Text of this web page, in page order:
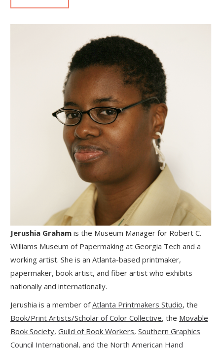
Jerushia Graham is the Museum Manager for Robert C.
Williams Museum of Papermaking at Georgia Tech and a
working artist. She is an Atlanta-based printmaker,
papermaker, book artist, and fiber artist who exhibits
nationally and internationally.
Jerushia is a member ofAtlanta Printmakers Studio, the
Book/Print Artists/Scholar of Color Collective, the Movable
Book Society, Guild of Book Workers, Southern Graphics
Council International, and the North American Hand